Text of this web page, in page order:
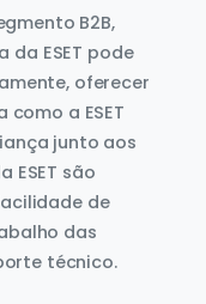
B2B,
da ESET pode
oferecer
a ESET
junto aos
ESET são
de
das
técnico.